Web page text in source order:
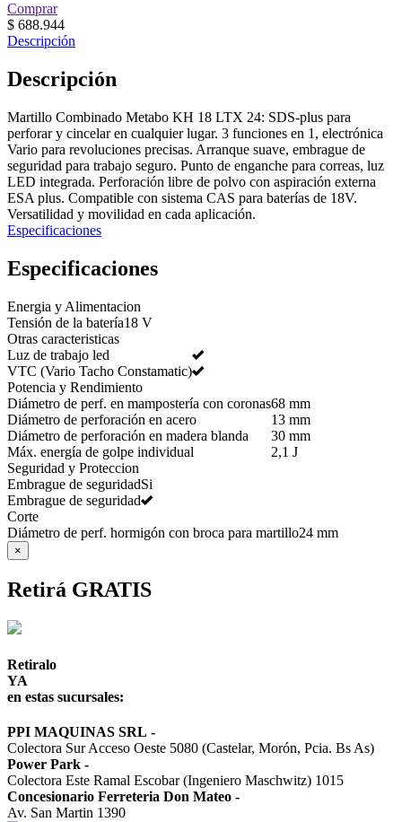
Comprar
$ 688.944
Descripción
Descripción
Martillo Combinado Metabo KH 18 LTX 24: SDS-plus para
perforar y cincelar en cualquier lugar. 3 funciones en 1, electrónica
Vario para revoluciones precisas. Arranque suave, embrague de
seguridad para trabajo seguro. Punto de enganche para correas, luz
LED integrada. Perforación libre de polvo con aspiración externa
ESA plus. Compatible con sistema CAS para baterías de 18V.
Versatilidad y movilidad en cada aplicación.
Especificaciones
Especificaciones
Energia y Alimentacion
Tensión de la batería18 V
Otras caracteristicas
Luz de trabajo led
VTC (Vario Tacho Constamatic)
Potencia y Rendimiento
Diámetro de perf. en mampostería con coronas68 mm
Diámetro de perforación en acero
13 mm
Diámetro de perforación en madera blanda
30 mm
Máx. energía de golpe individual
2,1 J
Seguridad y Proteccion
Embrague de seguridadSi
Embrague de seguridad
Corte
Diámetro de perf. hormigón con broca para martillo24 mm
×
Retirá GRATIS
Retiralo
YA
en estas sucursales:
PPI MAQUINAS SRL -
Colectora Sur Acceso Oeste 5080 (Castelar, Morón, Pcia. Bs As)
Power Park -
Colectora Este Ramal Escobar (Ingeniero Maschwitz) 1015
Concesionario Ferreteria Don Mateo -
Av. San Martin 1390